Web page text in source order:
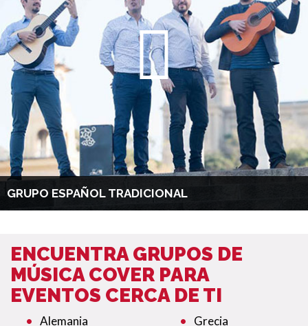
GRUPO ESPAÑOL TRADICIONAL
ENCUENTRA GRUPOS DE
MÚSICA COVER PARA
EVENTOS CERCA DE TI
Alemania
Grecia